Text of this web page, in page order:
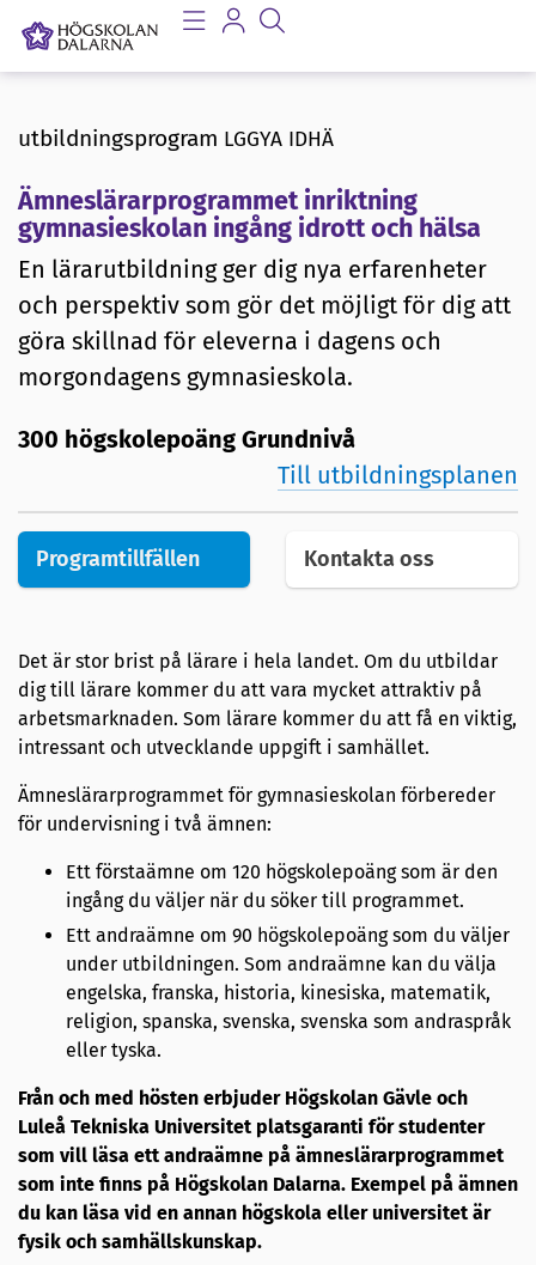
utbildningsprogram LGGYA IDHÄ
Ämneslärarprogrammet inriktning
gymnasieskolan ingång idrott och hälsa
En lärarutbildning ger dig nya erfarenheter
och perspektiv som gör det möjligt för dig att
göra skillnad för eleverna i dagens och
morgondagens gymnasieskola.
300 högskolepoäng Grundnivå
Till utbildningsplanen
Programtillfällen Kontakta oss
Det är stor brist på lärare i hela landet. Om du utbildar
dig till lärare kommer du att vara mycket attraktiv på
arbetsmarknaden. Som lärare kommer du att få en viktig,
intressant och utvecklande uppgift i samhället.
Ämneslärarprogrammet för gymnasieskolan förbereder
för undervisning i två ämnen:
Ett förstaämne om 120 högskolepoäng som är den
ingång du väljer när du söker till programmet.
Ett andraämne om 90 högskolepoäng som du väljer
under utbildningen. Som andraämne kan du välja
engelska, franska, historia, kinesiska, matematik,
religion, spanska, svenska, svenska som andraspråk
eller tyska.
Från och med hösten erbjuder Högskolan Gävle och
Luleå Tekniska Universitet platsgaranti för studenter
som vill läsa ett andraämne på ämneslärarprogrammet
som inte finns på Högskolan Dalarna. Exempel på ämnen
du kan läsa vid en annan högskola eller universitet är
fysik och samhällskunskap.